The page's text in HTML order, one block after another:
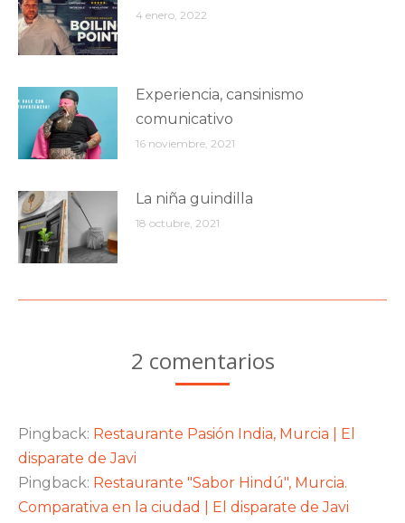
4 enero, 2022
Experiencia, cansinismo
comunicativo
16 noviembre, 2021
La niña guindilla
18 octubre, 2021
2 comentarios
Pingback: Restaurante Pasión India, Murcia | El
disparate de Javi
Pingback: Restaurante "Sabor Hindú", Murcia.
Comparativa en la ciudad | El disparate de Javi